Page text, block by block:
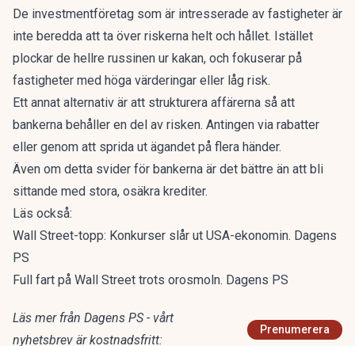
De investmentföretag som är intresserade av fastigheter är
inte beredda att ta över riskerna helt och hållet. Istället
plockar de hellre russinen ur kakan, och fokuserar på
fastigheter med höga värderingar eller låg risk.
Ett annat alternativ är att strukturera affärerna så att
bankerna behåller en del av risken. Antingen via rabatter
eller genom att sprida ut ägandet på flera händer.
Även om detta svider för bankerna är det bättre än att bli
sittande med stora, osäkra krediter.
Läs också:
Wall Street-topp: Konkurser slår ut USA-ekonomin. Dagens
PS
Full fart på Wall Street trots orosmoln. Dagens PS
Läs mer från Dagens PS - vårt
nyhetsbrev är kostnadsfritt:
Prenumerera